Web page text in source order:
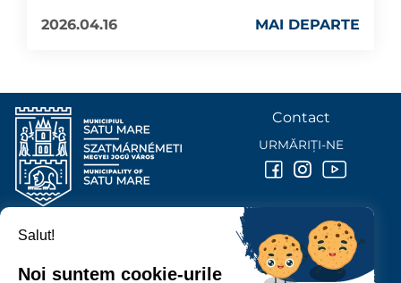
2026.04.16
MAI DEPARTE
PRIMĂRIA MUNICIPIULUI
P-ȚA 25 OCTOMBRIE, NR. 1 CORP M, 440026 SATU MARE
Contact
URMĂRIȚI-NE
Salut!
Noi suntem cookie-urile